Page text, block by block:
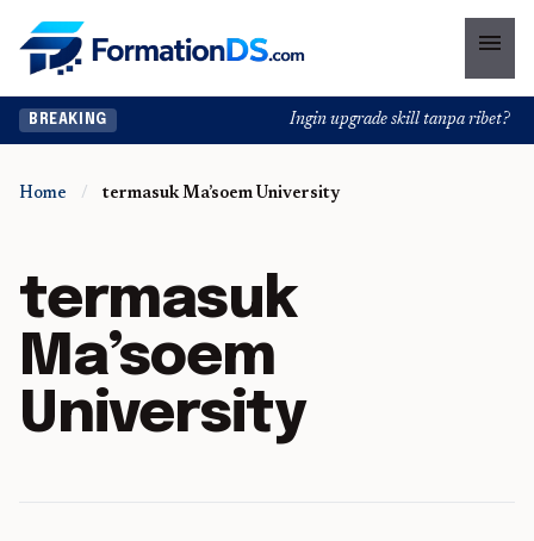
menu
BREAKING Ingin upgrade skill tanpa ribet?
Home / termasuk Ma’soem University
termasuk
Ma’soem
University